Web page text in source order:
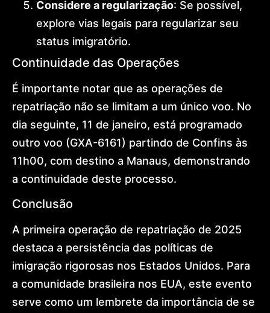
Considere a regularização: Se possível,
explore vias legais para regularizar seu
status imigratório.
Continuidade das Operações
É importante notar que as operações de
repatriação não se limitam a um único voo. No
dia seguinte, 11 de janeiro, está programado
outro voo (GXA-6161) partindo de Confins às
11h00, com destino a Manaus, demonstrando
a continuidade deste processo.
Conclusão
A primeira operação de repatriação de 2025
destaca a persistência das políticas de
imigração rigorosas nos Estados Unidos. Para
a comunidade brasileira nos EUA, este evento
serve como um lembrete da importância de se